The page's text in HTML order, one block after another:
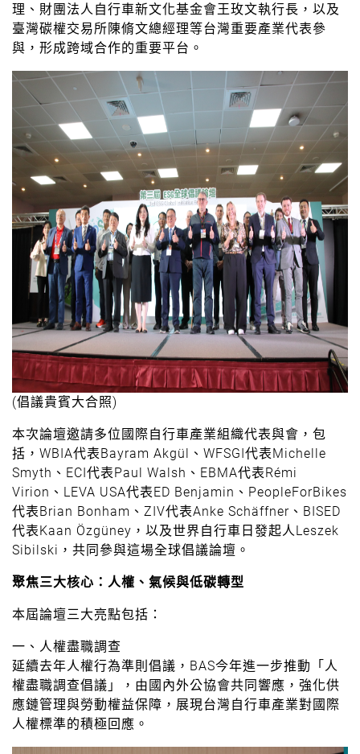
理、財團法人自行車新文化基金會王玫文執行長，以及
臺灣碳權交易所陳脩文總經理等台灣重要產業代表參
與，形成跨域合作的重要平台。
(倡議貴賓大合照)
本次論壇邀請多位國際自行車產業組織代表與會，包
括，WBIA代表Bayram Akgül、WFSGI代表Michelle
Smyth、ECI代表Paul Walsh、EBMA代表Rémi
Virion、LEVA USA代表ED Benjamin、PeopleForBikes
代表Brian Bonham、ZIV代表Anke Schäffner、BISED
代表Kaan Özgüney，以及世界自行車日發起人Leszek
Sibilski，共同參與這場全球倡議論壇。
聚焦三大核心：人權、氣候與低碳轉型
本屆論壇三大亮點包括：
一、人權盡職調查
延續去年人權行為準則倡議，BAS今年進一步推動「人
權盡職調查倡議」，由國內外公協會共同響應，強化供
應鏈管理與勞動權益保障，展現台灣自行車產業對國際
人權標準的積極回應。